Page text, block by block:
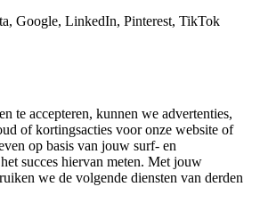
Google, LinkedIn, Pinterest, TikTok
te accepteren, kunnen we advertenties,
of kortingsacties voor onze website of
op basis van jouw surf- en
succes hiervan meten. Met jouw
we de volgende diensten van derden